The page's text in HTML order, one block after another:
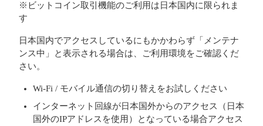
※ビットコイン取引機能のご利用は日本国内に限られま
す
日本国内でアクセスしているにもかかわらず「メンテナ
ンス中」と表示される場合は、ご利用環境をご確認くだ
さい。
Wi-Fi / モバイル通信の切り替えをお試しください
インターネット回線が日本国外からのアクセス（日本
国外のIPアドレスを使用）となっている場合アクセス